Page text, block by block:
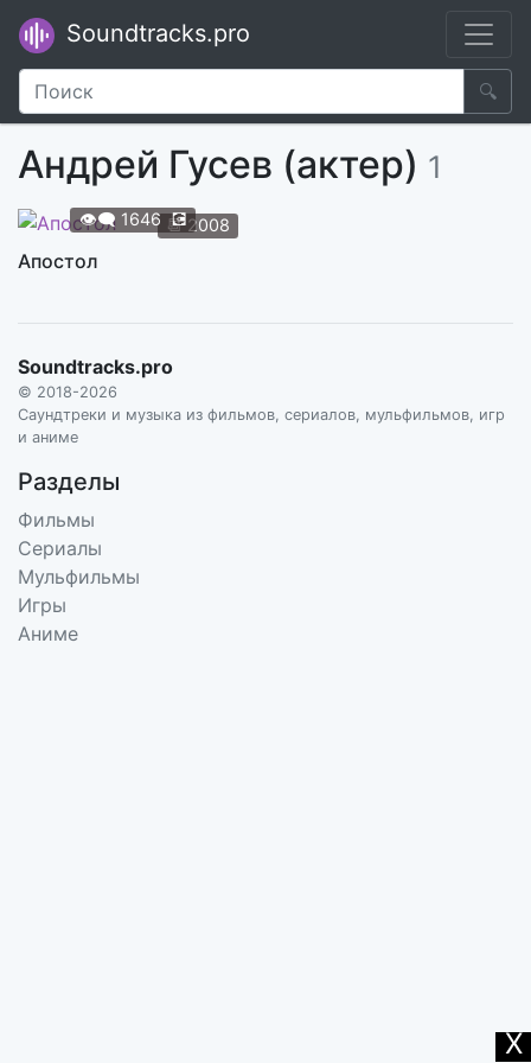
Soundtracks.pro
🔍
Андрей Гусев (актер) 1
📆2008
👁️‍🗨️ 1646 💽
Апостол
Soundtracks.pro
© 2018-2026
Саундтреки и музыка из фильмов, сериалов, мульфильмов, игр
и аниме
Разделы
Фильмы
Сериалы
Мульфильмы
Игры
Аниме
X